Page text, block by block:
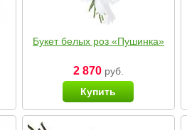
Букет белых роз «Пушинка»
2 870руб.
Купить